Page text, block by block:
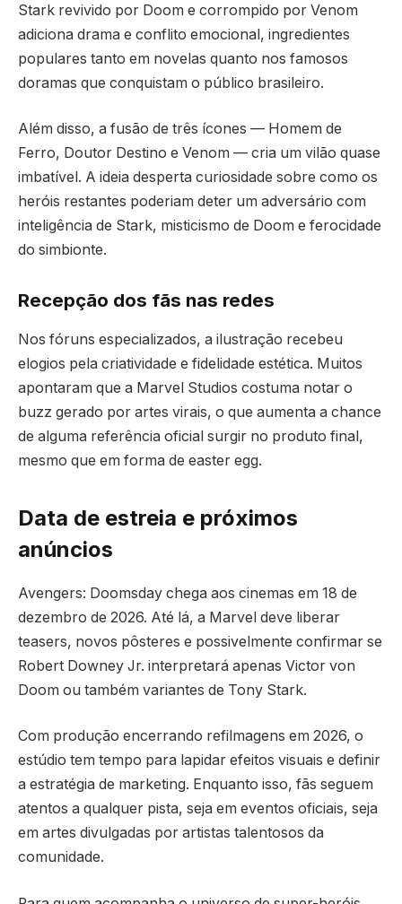
Stark revivido por Doom e corrompido por Venom
adiciona drama e conflito emocional, ingredientes
populares tanto em novelas quanto nos famosos
doramas que conquistam o público brasileiro.
Além disso, a fusão de três ícones — Homem de
Ferro, Doutor Destino e Venom — cria um vilão quase
imbatível. A ideia desperta curiosidade sobre como os
heróis restantes poderiam deter um adversário com
inteligência de Stark, misticismo de Doom e ferocidade
do simbionte.
Recepção dos fãs nas redes
Nos fóruns especializados, a ilustração recebeu
elogios pela criatividade e fidelidade estética. Muitos
apontaram que a Marvel Studios costuma notar o
buzz gerado por artes virais, o que aumenta a chance
de alguma referência oficial surgir no produto final,
mesmo que em forma de easter egg.
Data de estreia e próximos
anúncios
Avengers: Doomsday chega aos cinemas em 18 de
dezembro de 2026. Até lá, a Marvel deve liberar
teasers, novos pôsteres e possivelmente confirmar se
Robert Downey Jr. interpretará apenas Victor von
Doom ou também variantes de Tony Stark.
Com produção encerrando refilmagens em 2026, o
estúdio tem tempo para lapidar efeitos visuais e definir
a estratégia de marketing. Enquanto isso, fãs seguem
atentos a qualquer pista, seja em eventos oficiais, seja
em artes divulgadas por artistas talentosos da
comunidade.